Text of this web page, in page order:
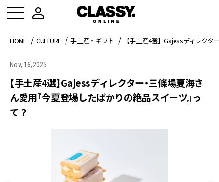
HOME CULTURE 手土産・ギフト 【手土産4選】Gajessディレク
Nov, 16,2025
【手土産4選】Gajessディレクター・三條場夏海さ
ん愛用『今夏登場したばかりの絶品スイーツ』っ
て？